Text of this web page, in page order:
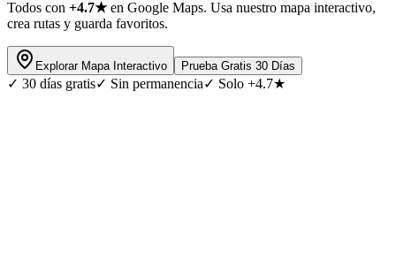
Todos con +4.7★en Google Maps. Usa nuestro mapa interactivo,
crea rutas y guarda favoritos.
Explorar Mapa Interactivo Prueba Gratis 30 Días
✓ 30 días gratis✓ Sin permanencia✓ Solo +4.7★